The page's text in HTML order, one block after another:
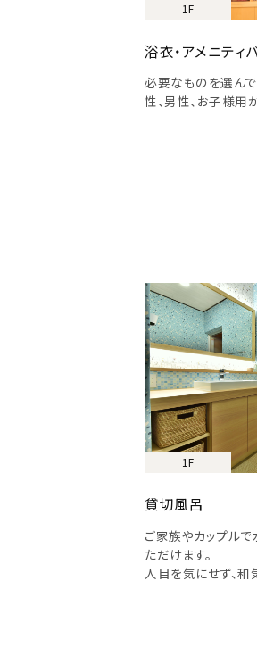
浴衣・アメニティ
必要なものを選ん
性、男性、お子様用
1F
貸切風呂
ご家族やカップル
ただけます。
人目を気にせず、和
1F